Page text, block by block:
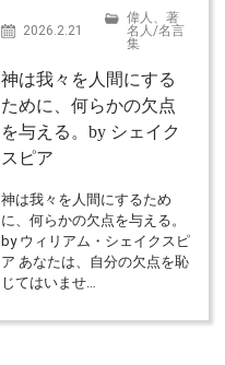
2026.2.21
偉人、著
名人/名言
集
神は我々を人間にする
ために、何らかの欠点
を与える。by シェイク
スピア
神は我々を人間にするため
に、何らかの欠点を与える。
by ウィリアム・シェイクスピ
ア あなたは、自分の欠点を恥
じてはいませ…